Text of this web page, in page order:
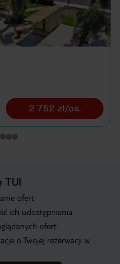
2 752 zł/os.
ofert
ich udostępniania
ofert
o Twojej rezerwacji w